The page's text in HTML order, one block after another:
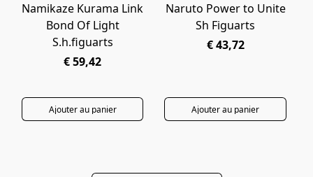
Namikaze Kurama Link
Bond Of Light
S.h.figuarts
€ 59,42
Ajouter au panier
Naruto Power to Unite
Sh Figuarts
€ 43,72
Ajouter au panier